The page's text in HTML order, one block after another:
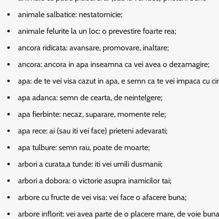
animale salbatice: nestatornicie;
animale felurite la un loc: o prevestire foarte rea;
ancora ridicata: avansare, promovare, inaltare;
ancora: ancora in apa inseamna ca vei avea o dezamagire;
apa: de te vei visa cazut in apa, e semn ca te vei impaca cu
apa adanca: semn de cearta, de neintelgere;
apa fierbinte: necaz, suparare, momente rele;
apa rece: ai (sau iti vei face) prieteni adevarati;
apa tulbure: semn rau, poate de moarte;
arbori a curata,a tunde: iti vei umili dusmanii;
arbori a dobora: o victorie asupra inamicilor tai;
arbore cu fructe de vei visa: vei face o afacere buna;
arbore inflorit: vei avea parte de o placere mare, de voie